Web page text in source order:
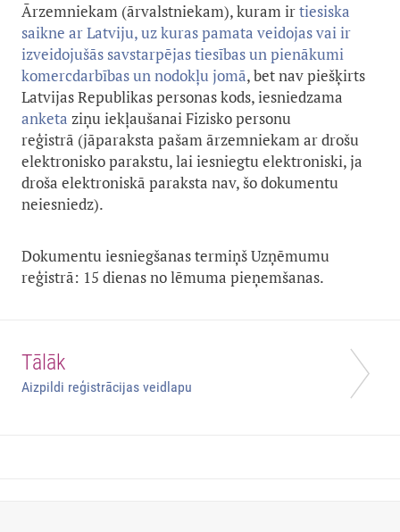
Ārzemniekam (ārvalstniekam), kuram irtiesiska
saikne ar Latviju, uz kuras pamata veidojas vai ir
izveidojušās savstarpējas tiesības un pienākumi
komercdarbības un nodokļu jomā, bet nav piešķirts
Latvijas Republikas personas kods, iesniedzama
anketa ziņu iekļaušanai Fizisko personu
reģistrā (jāparaksta pašam ārzemniekam ar drošu
elektronisko parakstu, lai iesniegtu elektroniski, ja
droša elektroniskā paraksta nav, šo dokumentu
neiesniedz).
Dokumentu iesniegšanas termiņš Uzņēmumu
reģistrā: 15 dienas no lēmuma pieņemšanas.
Tālāk
Aizpildi reģistrācijas veidlapu